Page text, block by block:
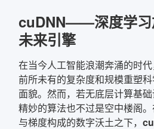
cuDNN——深度学习
未来引擎
在当今人工智能浪潮奔涌的时
前所未有的复杂度和规模重塑
面貌。然而，若无底层计算基
精妙的算法也不过是空中楼阁
与梯度构成的数字沃土之下，
确定